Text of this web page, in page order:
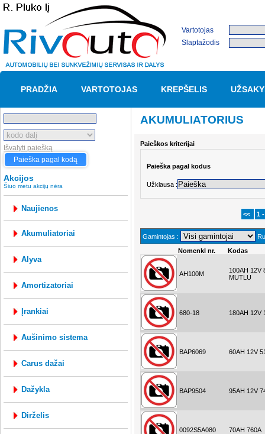
Vartotojas
Slaptažodis
PRADŽIA VARTOTOJAS KREPŠELIS
Išvalyti paiešką
Paieška pagal kodą
Akcijos
Šiuo metu akcijų nėra
Naujienos
akumuliatoriai
alyva
amortizatoriai
įrankiai
aušinimo sistema
carus dažai
dažykla
dirželis
AKUMULIATORIUS
Paieškos kriterijai
Paieška pagal kodus
Užklausa :
<< 1
Gamintojas :
Nomenkl nr.
Kodas
AH100M
100AH 12V
MUTLU
680-18 180AH 12V
BAP6069 60AH 12V
BAP9504 95AH 12V
0092S5A080 70AH 760A